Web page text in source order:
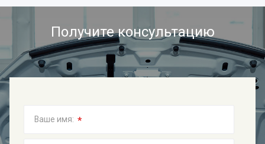
Получите консультацию
Ваше имя: *